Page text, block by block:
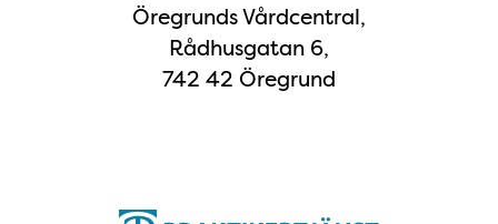
Öregrunds Vårdcentral,
Rådhusgatan 6,
742 42 Öregrund